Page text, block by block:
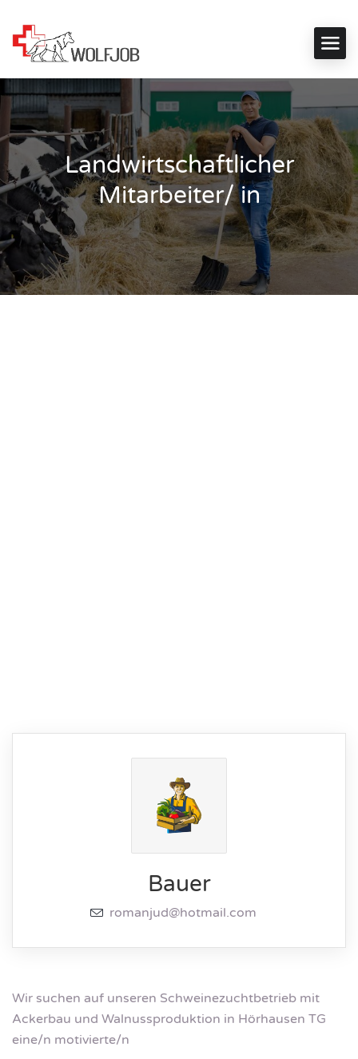
Landwirtschaftlicher
Mitarbeiter/ in
Bauer
romanjud@hotmail.com
Wir suchen auf unseren Schweinezuchtbetrieb mit
Ackerbau und Walnussproduktion in Hörhausen TG
eine/n motivierte/n